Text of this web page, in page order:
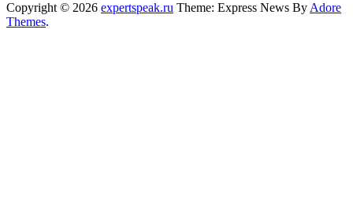
Copyright © 2026 expertspeak.ru Theme: Express News By Adore
Themes.